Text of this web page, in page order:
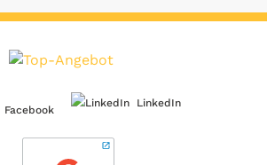
Facebook
LinkedIn